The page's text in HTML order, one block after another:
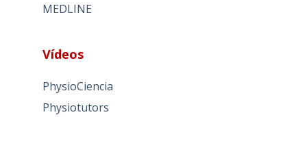
MEDLINE
Vídeos
PhysioCiencia
Physiotutors